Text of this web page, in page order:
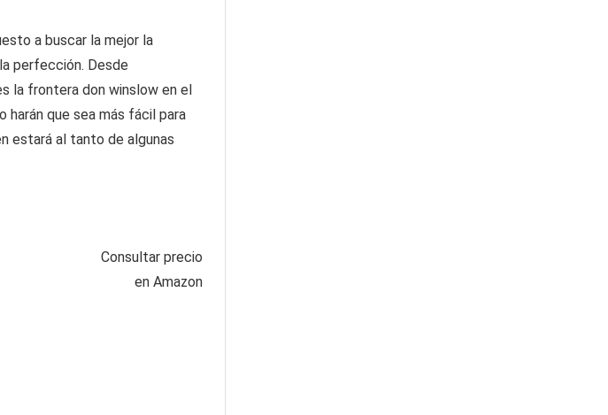
a buscar la mejor la
perfección. Desde
la frontera don winslow en el
que sea más fácil para
estará al tanto de algunas
Consultar precio
en Amazon